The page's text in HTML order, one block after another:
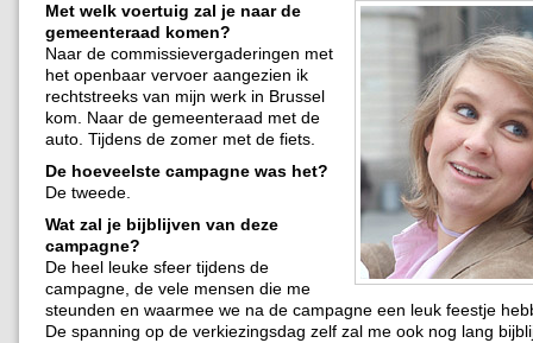
Met welk voertuig zal je naar de
gemeenteraad komen?
Naar de commissievergaderingen met
het openbaar vervoer aangezien ik
rechtstreeks van mijn werk in Brussel
kom. Naar de gemeenteraad met de
auto. Tijdens de zomer met de fiets.
De hoeveelste campagne was het?
De tweede.
Wat zal je bijblijven van deze
campagne?
De heel leuke sfeer tijdens de
campagne, de vele mensen die me
steunden en waarmee we na de campagne een leuk feestje
De spanning op de verkiezingsdag zelf zal me ook nog lang